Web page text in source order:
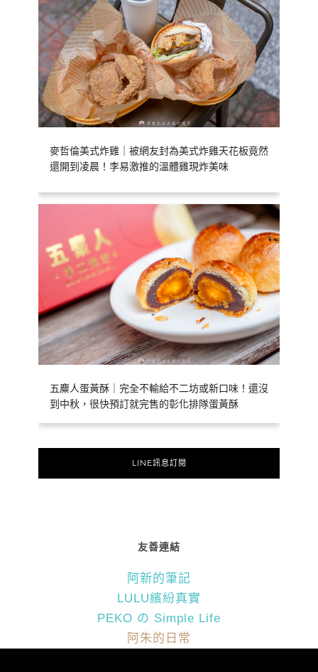
麥哲倫美式炸雞｜被網友封為美式炸雞天花板竟然
還開到凌晨！李易激推的溫體雞現炸美味
五麋人蛋黃酥｜完全不輸給不二坊或新口味！還沒
到中秋，很快預訂就完售的彰化排隊蛋黃酥
LINE訊息訂閱
友善連結
阿新的筆記
LULU繽紛真實
PEKO の Simple Life
阿朱的日常